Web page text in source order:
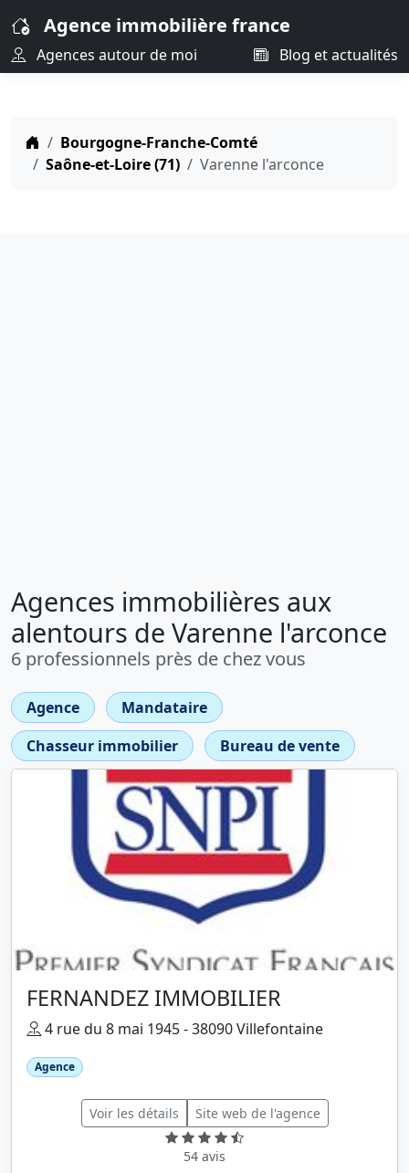
Agence immobilière france
Agences autour de moi Blog et actualités
Bourgogne-Franche-Comté
Saône-et-Loire (71)
Varenne l'arconce
Agences immobilières aux
alentours de Varenne l'arconce
6 professionnels près de chez vous
Agence
Mandataire
Chasseur immobilier
Bureau de vente
FERNANDEZ IMMOBILIER
4 rue du 8 mai 1945 - 38090 Villefontaine
Agence
Voir les détails Site web de l'agence
54 avis